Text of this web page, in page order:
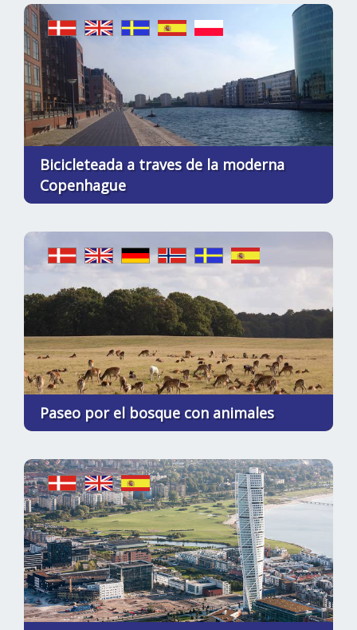
Bicicleteada a traves de la moderna
Copenhague
Paseo por el bosque con animales